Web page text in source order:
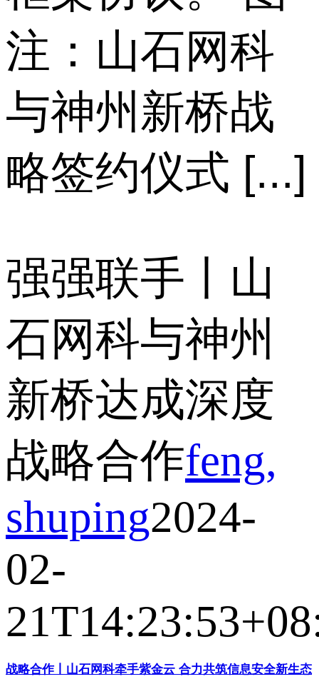
注：山石网科
与神州新桥战
略签约仪式 [...]
强强联手丨山
石网科与神州
新桥达成深度
战略合作feng,
shuping2024-
02-
战略合作丨山石网科牵手紫金云 合力共筑信息安全新生态